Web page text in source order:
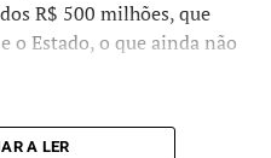
R$ 500 milhões, que
o Estado, o que ainda não
A LER